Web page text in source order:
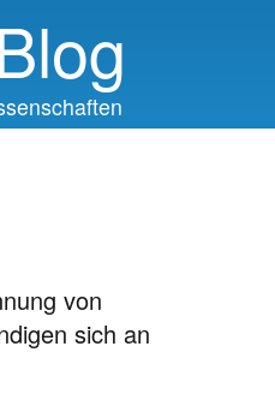
von
sich an